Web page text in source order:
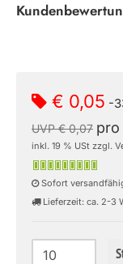
€ 0,05 -
UVP € 0,07 pro
inkl. 19 % USt zzgl.
Sofort
Lieferzeit: ca. 2-3